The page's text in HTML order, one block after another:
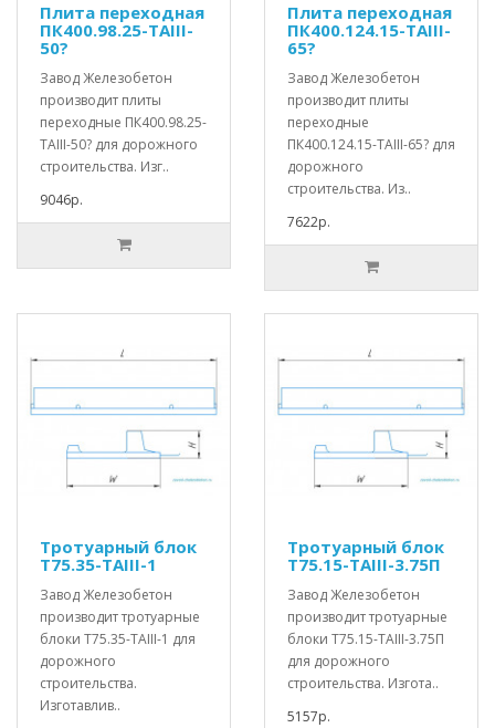
Плита переходная
ПК400.98.25-ТАIII-
50?
Завод Железобетон
производит плиты
переходные ПК400.98.25-
ТАIII-50? для дорожного
строительства. Изг..
9046р.
Плита переходная
ПК400.124.15-ТАIII-
65?
Завод Железобетон
производит плиты
переходные
ПК400.124.15-ТАIII-65? для
дорожного
строительства. Из..
7622р.
Тротуарный блок
Т75.35-TAIII-1
Завод Железобетон
производит тротуарные
блоки Т75.35-TAIII-1 для
дорожного
строительства.
Изготавлив..
Тротуарный блок
Т75.15-TAIII-3.75П
Завод Железобетон
производит тротуарные
блоки Т75.15-TAIII-3.75П
для дорожного
строительства. Изгота..
5157р.